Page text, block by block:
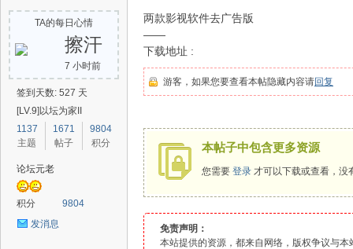
TA的每日心情
擦汗
7 小时前
签到天数: 527 天
[LV.9]以坛为家II
1137
主题
1671
帖子
9804
积分
论坛元老
积分
9804
发消息
两款影视软件去广告版
——
下载地址 :
游客，如果您要查看本帖隐藏内容请回复
本帖子中包含更多资源
您需要 登录 才可以下载或查看，没
免责声明：
本站提供的资源，都来自网络，版权争议与